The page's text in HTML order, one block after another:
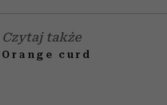
Czytaj także
Orange curd